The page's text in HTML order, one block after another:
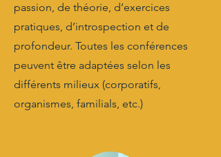
passion, de théorie, d’exercices
pratiques, d’introspection et de
profondeur. Toutes les conférences
peuvent être adaptées selon les
différents milieux (corporatifs,
organismes, familials, etc.)